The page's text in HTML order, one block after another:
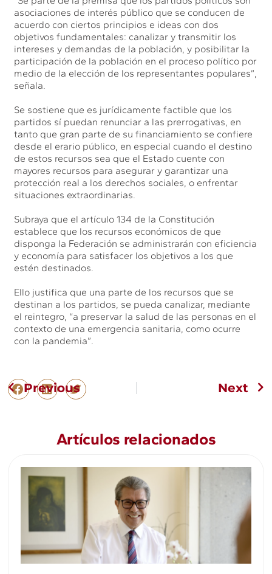
asociaciones de interés público que se conducen de
acuerdo con ciertos principios e ideas con dos
objetivos fundamentales: canalizar y transmitir los
intereses y demandas de la población, y posibilitar la
participación de la población en el proceso político por
medio de la elección de los representantes populares”,
señala.
Se sostiene que es jurídicamente factible que los
partidos sí puedan renunciar a las prerrogativas, en
tanto que gran parte de su financiamiento se confiere
desde el erario público, en especial cuando el destino
de estos recursos sea que el Estado cuente con
mayores recursos para asegurar y garantizar una
protección real a los derechos sociales, o enfrentar
situaciones extraordinarias.
Subraya que el artículo 134 de la Constitución
establece que los recursos económicos de que
disponga la Federación se administrarán con eficiencia
y economía para satisfacer los objetivos a los que
estén destinados.
Ello justifica que una parte de los recursos que se
destinan a los partidos, se pueda canalizar, mediante
el reintegro, “a preservar la salud de las personas en el
contexto de una emergencia sanitaria, como ocurre
con la pandemia”.
Previous Next
Artículos relacionados